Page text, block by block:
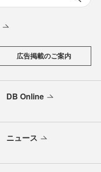
広告掲載のご案内
DB Online
ニュース